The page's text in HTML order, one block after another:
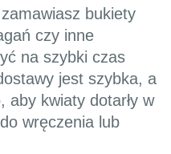
bukiety
czy inne
na szybki czas
jest szybka, a
aby kwiaty dotarły w
wręczenia lub